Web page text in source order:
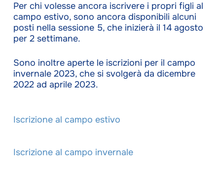
Per chi volesse ancora iscrivere i propri figli al
campo estivo, sono ancora disponibili alcuni
posti nella sessione 5, che inizierà il 14 agosto
per 2 settimane.
Sono inoltre aperte le iscrizioni per il campo
invernale 2023, che si svolgerà da dicembre
2022 ad aprile 2023.
Iscrizione al campo estivo
Iscrizione al campo invernale